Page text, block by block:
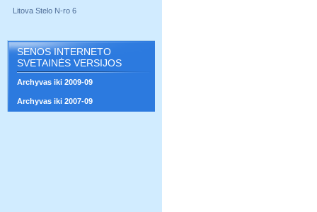
Litova Stelo N-ro 6
SENOS INTERNETO
SVETAINĖS VERSIJOS
Archyvas iki 2009-09
Archyvas iki 2007-09